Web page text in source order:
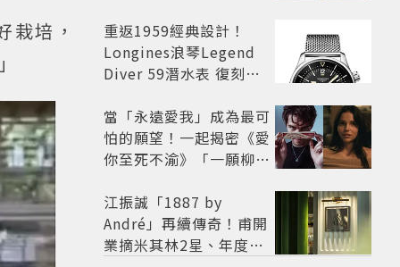
栽培，
開
重返1959經典設計！
Longines浪琴Legend
Diver 59潛水表 復刻懷
當「永遠愛我」成為最可
怕的願望！一起揭密《愛
你至死不渝》「一願柳」
路
江振誠「1887 by
André」再續傳奇！甫開
業摘米其林2星、年度開